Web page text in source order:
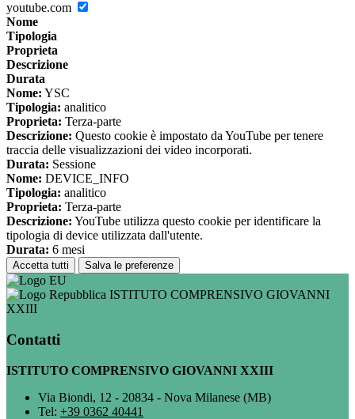
youtube.com
Nome
Tipologia
Proprieta
Descrizione
Durata
Nome: YSC
Tipologia: analitico
Proprieta: Terza-parte
Descrizione: Questo cookie è impostato da YouTube per tenere
traccia delle visualizzazioni dei video incorporati.
Durata: Sessione
Nome: DEVICE_INFO
Tipologia: analitico
Proprieta: Terza-parte
Descrizione: YouTube utilizza questo cookie per identificare la
tipologia di device utilizzata dall'utente.
Durata: 6 mesi
Accetta tutti Salva le preferenze
ISTITUTO COMPRENSIVO GIOVANNI
XXIII
Contatti
ISTITUTO COMPRENSIVO GIOVANNI XXIII
Via Biondi, 12 - 20834 - Nova Milanese (MB)
Tel: +39 0362 40441